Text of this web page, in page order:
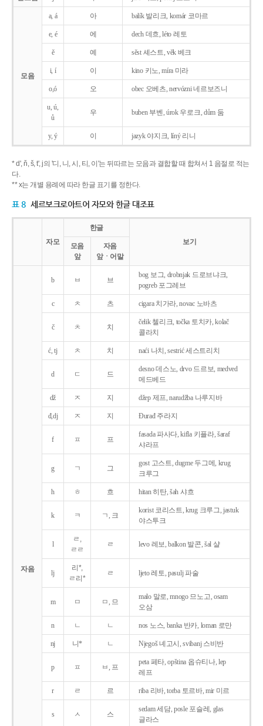
모음
a, á 아 balík 발리크, komár 코마르
e, é 에 dech 데흐, léto 레토
ě 예 sěst 셰스트, věk 베크
i, í 이 kino 키노, míra 미라
o,ó 오 obec 오베츠, nervózni 네르보즈니
u, ú,
ů
우 buben 부벤, úrok 우로크, dům 둠
y, ý 이 jazyk야지크, líný 리니
* d', ň, š, t', j의 '디, 니, 시, 티, 이'는 뒤따르는 모음과 결합할 때 합쳐서 1 음절로 적는
다.
** x는 개별 용례에 따라 한글 표기를 정한다.
표 8 세르보크로아트어 자모와 한글 대조표
자모
한글
보기
모음
앞
자음
앞ㆍ어말
자음
b ㅂ 브
bog 보그, drobnjak 드로브냐크,
pogreb 포그레브
c ㅊ 츠 cigara 치가라, novac 노바츠
č ㅊ 치
čelik 첼리크, točka 토치카, kolač
콜라치
ć, tj ㅊ 치 naći 나치, sestrić 세스트리치
d ㄷ 드
desno 데스노, drvo 드르보, medved
메드베드
dž ㅈ 지 džep 제프, narudžba 나루지바
đ,dj ㅈ 지 Ðurađ 주라지
f ㅍ 프
fasada 파사다, kifla 키플라, šaraf
샤라프
g ㄱ 그
gost 고스트, dugme 두그메, krug
크루그
h ㅎ 흐 hitan 히탄, šah 샤흐
k ㅋ ㄱ, 크
korist 코리스트, krug 크루그, jastuk
야스투크
l
ㄹ,
ㄹㄹ
ㄹ levo 레보, balkon 발콘, šal 샬
lj
리*,
ㄹ리*
ㄹ ljeto 레토, pasulj 파술
m ㅁ ㅁ, 므
malo 말로, mnogo 므노고, osam
오삼
n ㄴ ㄴ nos 노스, banka 반카, loman 로만
nj 니* ㄴ Njegoš 녜고시, svibanj 스비반
p ㅍ ㅂ, 프
peta 페타, opština 옵슈티나, lep
레프
r ㄹ 르 riba 리바, torba 토르바, mir 미르
s ㅅ 스
sedam 세담, posle 포슬레, glas
글라스